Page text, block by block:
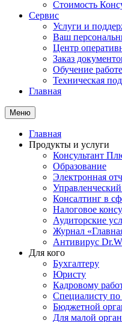
Стоимость
Сервис
Услуги и
Ваш
Центр
Заказ
Обучение
Техническая
Главная
Меню
Главная
Продукты и услуги
Консультант
Образование
Электронная
Консалтинг в
Налоговое
Аудиторские
Журнал
Антивирус
Для кого
Бухгалтеру
Юристу
Кадровому
Специалисту по
Бюджетной
Для малой